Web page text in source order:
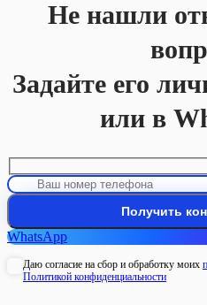
Не нашли
Задайте его
или в
WhatsApp
Даю согласие на сбор и обработку моих
Политикой конфиденциальности